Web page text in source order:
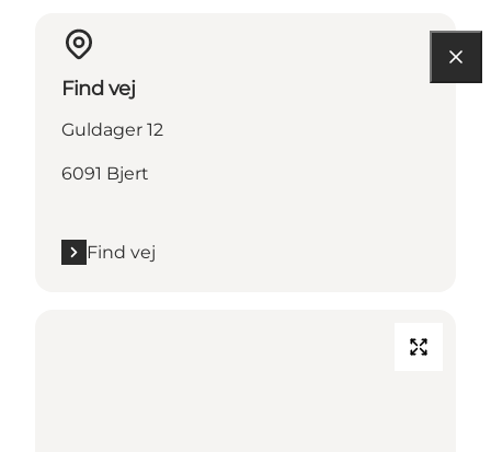
Find vej
Guldager 12
6091 Bjert
Find vej